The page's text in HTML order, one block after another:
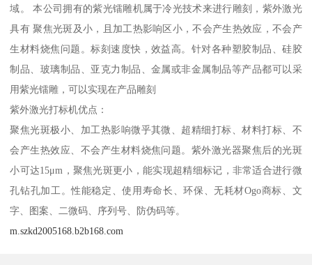
域。 本公司拥有的紫光镭雕机属于冷光技术来进行雕刻，紫外激光
具有 聚焦光斑及小，且加工热影响区小，不会产生热效应，不会产
生材料烧焦问题。标刻速度快，效益高。针对各种塑胶制品、硅胶
制品、玻璃制品、亚克力制品、金属或非金属制品等产品都可以采
用紫光镭雕，可以实现在产品雕刻
紫外激光打标机优点：
聚焦光斑极小、加工热影响微乎其微、超精细打标、材料打标、不
会产生热效应、不会产生材料烧焦问题。紫外激光器聚焦后的光斑
小可达15μm，聚焦光斑更小，能实现超精细标记，非常适合进行微
孔钻孔加工。性能稳定、使用寿命长、环保、无耗材Ogo商标、文
字、图案、二微码、序列号、防伪码等。
m.szkd2005168.b2b168.com